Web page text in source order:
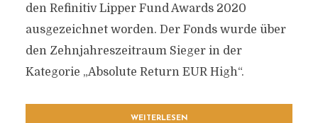
den Refinitiv Lipper Fund Awards 2020
ausgezeichnet worden. Der Fonds wurde über
den Zehnjahreszeitraum Sieger in der
Kategorie „Absolute Return EUR High“.
WEITERLESEN